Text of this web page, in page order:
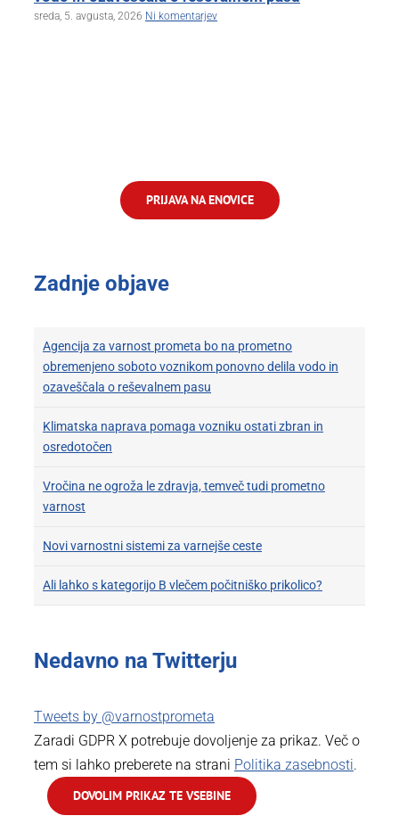
sreda, 5. avgusta, 2026 Ni komentarjev
PRIJAVA NA ENOVICE
Zadnje objave
Agencija za varnost prometa bo na prometno
obremenjeno soboto voznikom ponovno delila vodo in
ozaveščala o reševalnem pasu
Klimatska naprava pomaga vozniku ostati zbran in
osredotočen
Vročina ne ogroža le zdravja, temveč tudi prometno
varnost
Novi varnostni sistemi za varnejše ceste
Ali lahko s kategorijo B vlečem počitniško prikolico?
Nedavno na Twitterju
Tweets by @varnostprometa
Zaradi GDPR X potrebuje dovoljenje za prikaz. Več o
tem si lahko preberete na strani Politika zasebnosti.
DOVOLIM PRIKAZ TE VSEBINE